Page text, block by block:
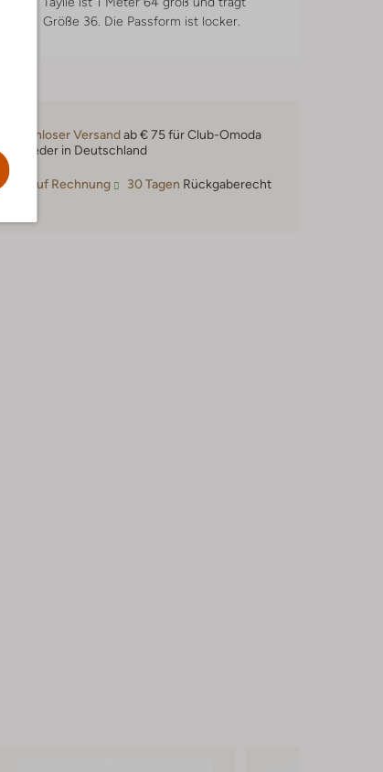
Größe 36. Die Passform ist locker.
Kostenloser Versandab € 75 für Club-Omoda
Mitglieder in Deutschland
Kauf auf Rechnung 30 Tagen Rückgaberecht